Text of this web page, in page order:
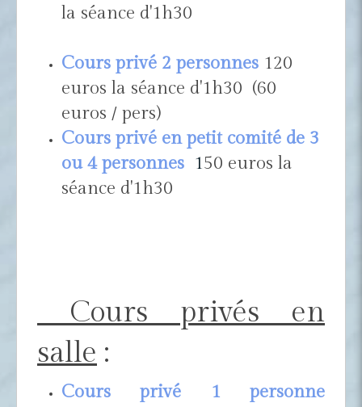
la séance d'1h30
Cours privé 2 personnes 120
euros la séance d'1h30 (60
euros / pers)
Cours privé en petit comité de 3
ou 4 personnes 150 euros la
séance d'1h30
Cours privés en
salle :
Cours privé 1 personne